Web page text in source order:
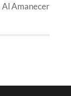
Al Amanecer